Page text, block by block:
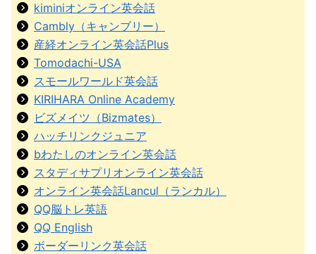
kiminiオンライン英会話
Cambly（キャンブリー）
産経オンライン英会話Plus
Tomodachi-USA
スモールワールド英会話
KIRIHARA Online Academy
ビズメイツ（Bizmates）
ハッチリンクジュニア
bわたしのオンライン英会話
スタディサプリオンライン英会話
オンライン英会話Lancul（ランカル）
QQ脳トレ英語
QQ English
ボーダーリンク英会話